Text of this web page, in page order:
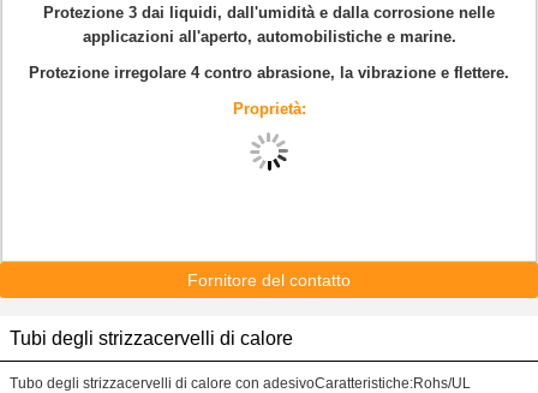
Protezione 3 dai liquidi, dall'umidità e dalla corrosione nelle
applicazioni all'aperto, automobilistiche e marine.
Protezione irregolare 4 contro abrasione, la vibrazione e flettere.
Proprietà:
Fornitore del contatto
Tubi degli strizzacervelli di calore
Tubo degli strizzacervelli di calore con adesivoCaratteristiche:Rohs/UL